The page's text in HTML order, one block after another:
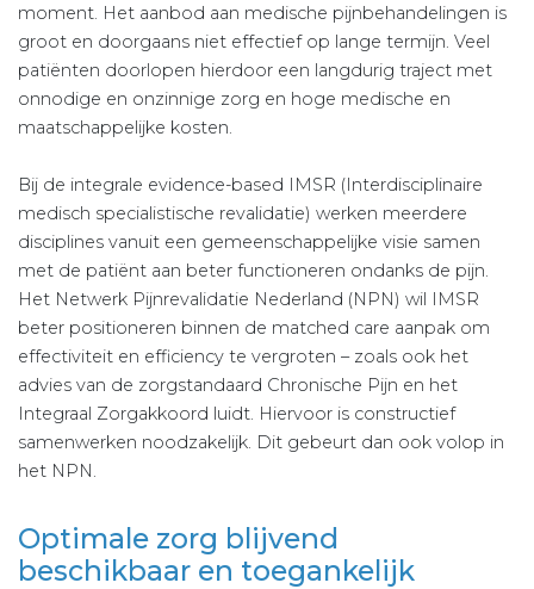
moment. Het aanbod aan medische pijnbehandelingen is
groot en doorgaans niet effectief op lange termijn. Veel
patiënten doorlopen hierdoor een langdurig traject met
onnodige en onzinnige zorg en hoge medische en
maatschappelijke kosten.
Bij de integrale evidence-based IMSR (Interdisciplinaire
medisch specialistische revalidatie) werken meerdere
disciplines vanuit een gemeenschappelijke visie samen
met de patiënt aan beter functioneren ondanks de pijn.
Het Netwerk Pijnrevalidatie Nederland (NPN) wil IMSR
beter positioneren binnen de matched care aanpak om
effectiviteit en efficiency te vergroten – zoals ook het
advies van de zorgstandaard Chronische Pijn en het
Integraal Zorgakkoord luidt. Hiervoor is constructief
samenwerken noodzakelijk. Dit gebeurt dan ook volop in
het NPN.
Optimale zorg blijvend
beschikbaar en toegankelijk